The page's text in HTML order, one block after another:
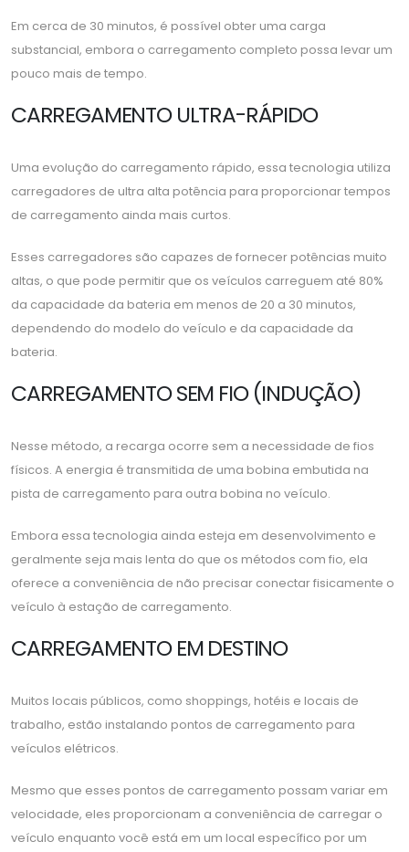
Em cerca de 30 minutos, é possível obter uma carga
substancial, embora o carregamento completo possa levar um
pouco mais de tempo.
CARREGAMENTO ULTRA-RÁPIDO
Uma evolução do carregamento rápido, essa tecnologia utiliza
carregadores de ultra alta potência para proporcionar tempos
de carregamento ainda mais curtos.
Esses carregadores são capazes de fornecer potências muito
altas, o que pode permitir que os veículos carreguem até 80%
da capacidade da bateria em menos de 20 a 30 minutos,
dependendo do modelo do veículo e da capacidade da
bateria.
CARREGAMENTO SEM FIO (INDUÇÃO)
Nesse método, a recarga ocorre sem a necessidade de fios
físicos. A energia é transmitida de uma bobina embutida na
pista de carregamento para outra bobina no veículo.
Embora essa tecnologia ainda esteja em desenvolvimento e
geralmente seja mais lenta do que os métodos com fio, ela
oferece a conveniência de não precisar conectar fisicamente o
veículo à estação de carregamento.
CARREGAMENTO EM DESTINO
Muitos locais públicos, como shoppings, hotéis e locais de
trabalho, estão instalando pontos de carregamento para
veículos elétricos.
Mesmo que esses pontos de carregamento possam variar em
velocidade, eles proporcionam a conveniência de carregar o
veículo enquanto você está em um local específico por um